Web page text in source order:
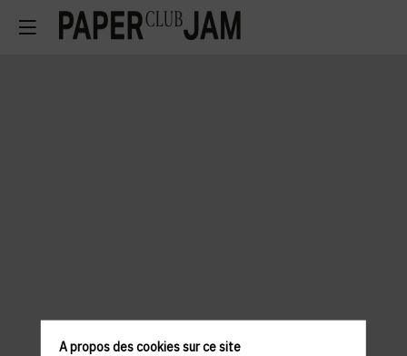
A propos des cookies sur ce site